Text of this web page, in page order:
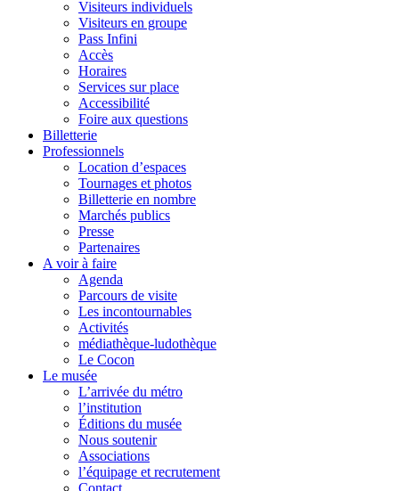
Visiteurs individuels
Visiteurs en groupe
Pass Infini
Accès
Horaires
Services sur place
Accessibilité
Foire aux questions
Billetterie
Professionnels
Location d’espaces
Tournages et photos
Billetterie en nombre
Marchés publics
Presse
Partenaires
A voir à faire
Agenda
Parcours de visite
Les incontournables
Activités
médiathèque-ludothèque
Le Cocon
Le musée
L’arrivée du métro
l’institution
Éditions du musée
Nous soutenir
Associations
l’équipage et recrutement